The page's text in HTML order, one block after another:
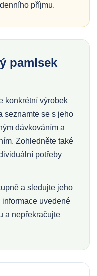
příjmu.
pamlsek
konkrétní výrobek
seznamte se s jeho
dávkováním a
Zohledněte také
potřeby
a sledujte jeho
uvedené
a nepřekračujte